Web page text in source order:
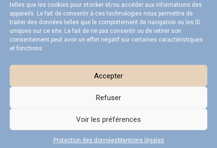
telles que les cookies pour stocker et/ou accéder aux informations des
appareils. Le fait de consentir à ces technologies nous permettra de
traiter des données telles que le comportement de navigation ou les ID
uniques sur ce site. Le fait de ne pas consentir ou de retirer son
consentement peut avoir un effet négatif sur certaines caractéristiques
et fonctions.
Accepter
Refuser
Voir les préférences
Protection des données Mentions légales
Mon compte
FAQ
Réalisation ARTGO Média